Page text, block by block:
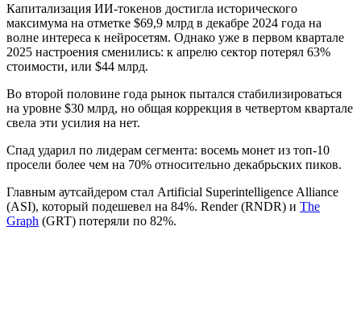
Капитализация ИИ-токенов достигла исторического
максимума на отметке $69,9 млрд в декабре 2024 года на
волне интереса к нейросетям. Однако уже в первом квартале
2025 настроения сменились: к апрелю сектор потерял 63%
стоимости, или $44 млрд.
Во второй половине года рынок пытался стабилизироваться
на уровне $30 млрд, но общая коррекция в четвертом квартале
свела эти усилия на нет.
Спад ударил по лидерам сегмента: восемь монет из топ-10
просели более чем на 70% относительно декабрьских пиков.
Главным аутсайдером стал Artificial Superintelligence Alliance
(ASI), который подешевел на 84%. Render (RNDR) и The
Graph (GRT) потеряли по 82%.